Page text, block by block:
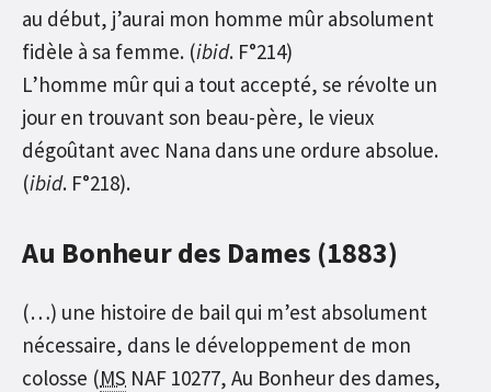
au début, j’aurai mon homme mûr absolument
fidèle à sa femme. (ibid. F°214)
L’homme mûr qui a tout accepté, se révolte un
jour en trouvant son beau-père, le vieux
dégoûtant avec Nana dans une ordure absolue.
(ibid. F°218).
Au Bonheur des Dames (1883)
(…) une histoire de bail qui m’est absolument
nécessaire, dans le développement de mon
colosse (MS NAF 10277, Au Bonheur des dames,